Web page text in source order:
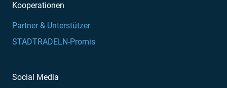
Kooperationen
Partner & Unterstützer
STADTRADELN-Promis
Social Media